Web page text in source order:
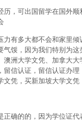
，可出国留学在国外
有多大都不会和家里
馁，因为我们特别为
洲大学文凭、加拿大
信认证，留信认证办
凭，买新加坡大学文
确的的，因为学位证